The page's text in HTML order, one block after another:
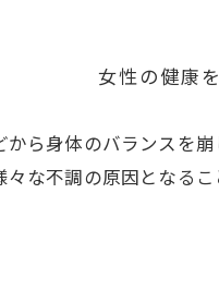
女性の健康
ら身体のバランスを
な不調の原因となる